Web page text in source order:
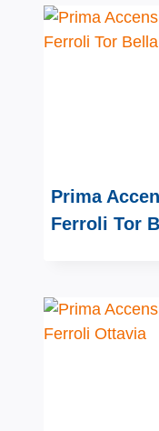
Prima
Ferroli Tor